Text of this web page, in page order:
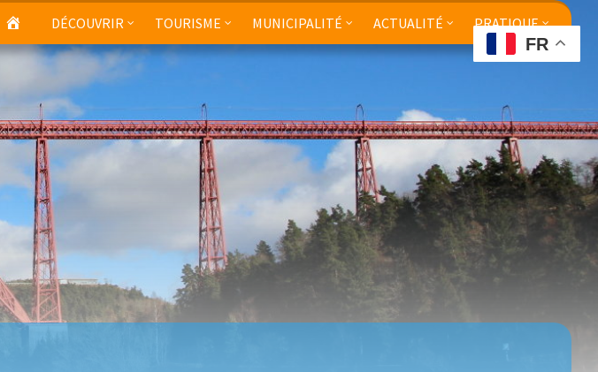
DÉCOUVRIR TOURISME MUNICIPALITÉ ACTUALITÉ
PRATIQUE
FR